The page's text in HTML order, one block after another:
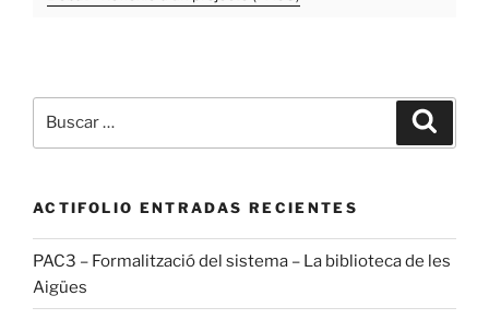
por:
ACTIFOLIO ENTRADAS RECIENTES
PAC3 – Formalització del sistema – La biblioteca de les
Aigües